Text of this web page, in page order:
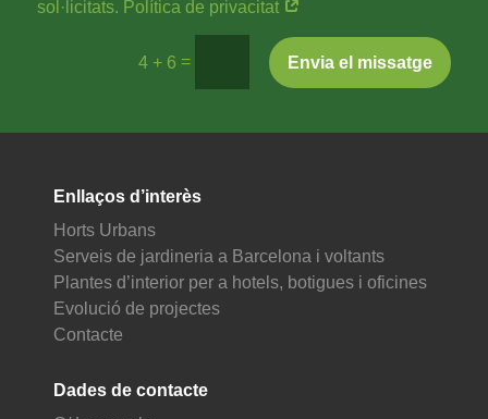
sol·licitats. Política de privacitat
4 + 6 = Envia el missatge
Enllaços d’interès
Horts Urbans
Serveis de jardineria a Barcelona i voltants
Plantes d’interior per a hotels, botigues i oficines
Evolució de projectes
Contacte
Dades de contacte